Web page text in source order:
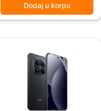
Dodaj u korpu
1.039,00 KM.
929,00 KM.